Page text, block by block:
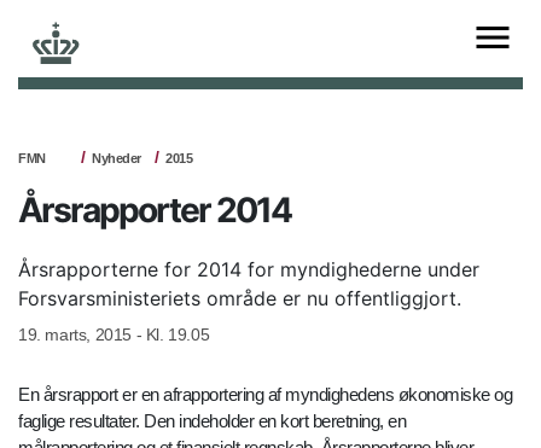
FMN Nyheder 2015
Årsrapporter 2014
Årsrapporterne for 2014 for myndighederne under
Forsvarsministeriets område er nu offentliggjort.
19. marts, 2015 - Kl. 19.05
En årsrapport er en afrapportering af myndighedens økonomiske og
faglige resultater. Den indeholder en kort beretning, en